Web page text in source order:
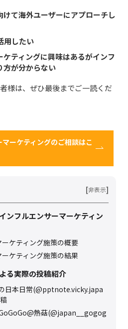
けて海外ユーザーにアプローチし
用したい
ティングに興味はあるがインフ
方が分からない
様は、ぜひ最後までご一読くだ
ーケティングのご相談はこ
[非表示]
ンフルエンサーマーケティン
ケティング施策の概要
ケティング施策の結果
る実際の投稿紹介
日本日常(@pptnote.vicky.japa
熱菇(@japan__gogog